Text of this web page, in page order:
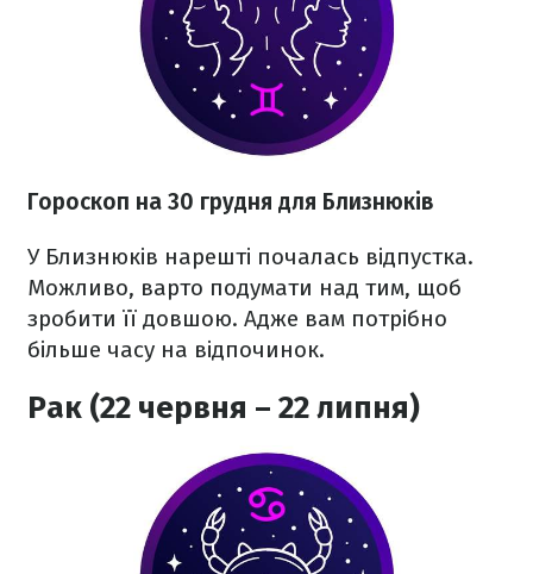
Гороскоп на 30 грудня для Близнюків
У Близнюків нарешті почалась відпустка.
Можливо, варто подумати над тим, щоб
зробити її довшою. Адже вам потрібно
більше часу на відпочинок.
Рак (22 червня – 22 липня)